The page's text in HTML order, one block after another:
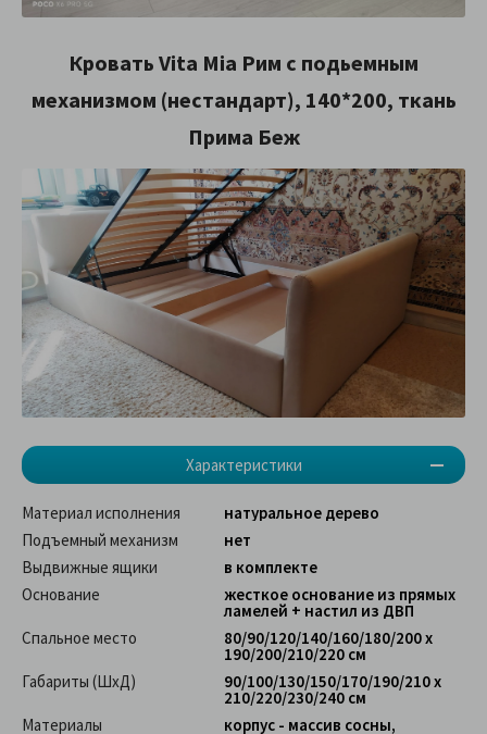
Характеристики
Кровать Vita Mia Рим с подьемным
механизмом (нестандарт), 140*200, ткань
Прима Беж
Материал исполнения
натуральное дерево
Подъемный механизм
нет
Выдвижные ящики
в комплекте
Основание
жесткое основание из прямых
ламелей + настил из ДВП
Спальное место
80/90/120/140/160/180/200 х
190/200/210/220 см
Габариты (ШхД)
90/100/130/150/170/190/210 х
210/220/230/240 см
Материалы
корпус - массив сосны,